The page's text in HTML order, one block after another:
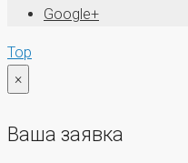
Google+
Top
×
Ваша заявка